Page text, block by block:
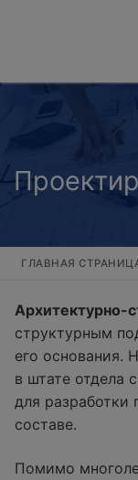
ГЛАВНАЯ
Архитектурно-
структурным
его основания.
в штате отдела
для разработки
составе.
Помимо